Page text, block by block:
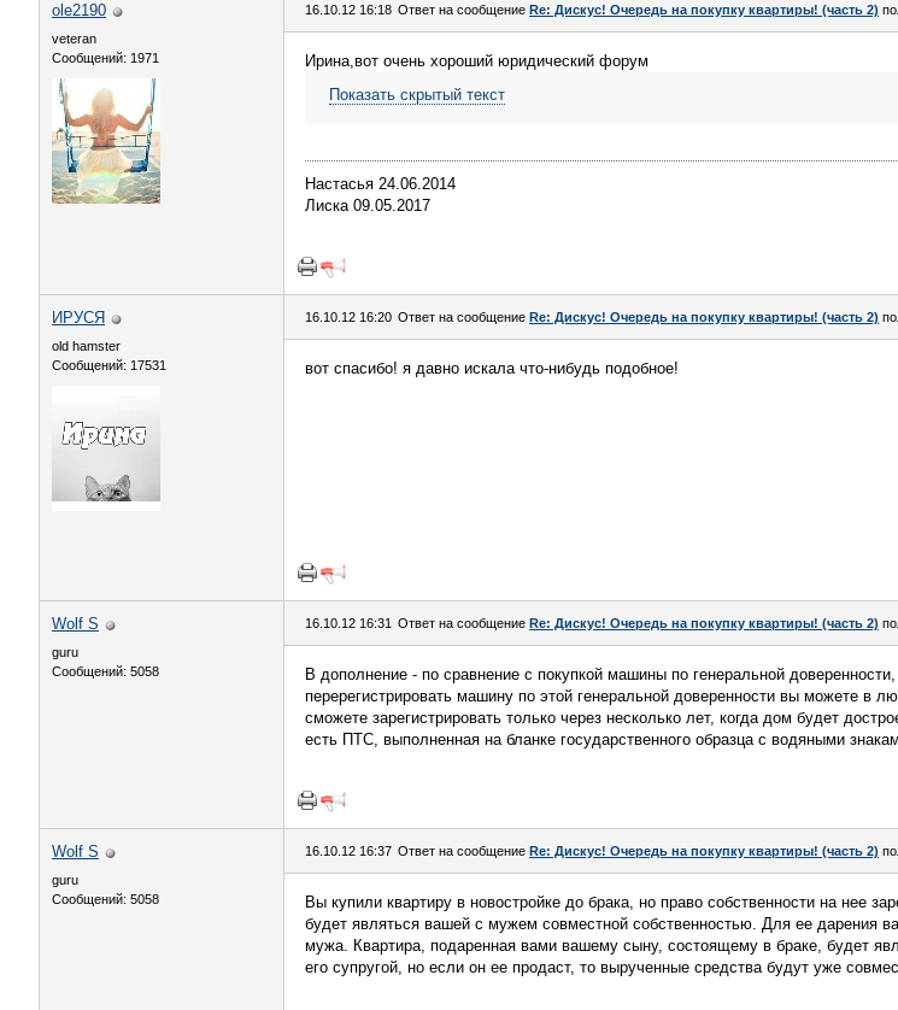
ole2190
veteran
Сообщений: 1971
16.10.12 16:18 Ответ на сообщение Re: Дискус! Очередь на покупку квартиры! (часть 2)
Ирина,вот очень хороший юридический форум
Показать скрытый текст
Настасья 24.06.2014
Лиска 09.05.2017
ИРУСЯ
old hamster
Сообщений: 17531
16.10.12 16:20 Ответ на сообщение Re: Дискус! Очередь на покупку квартиры! (часть 2)
вот спасибо! я давно искала что-нибудь подобное!
Wolf S
guru
Сообщений: 5058
16.10.12 16:31 Ответ на сообщение Re: Дискус! Очередь на покупку квартиры! (часть 2)
В дополнение - по сравнение с покупкой машины по генеральной
перерегистрировать машину по этой генеральной доверенности вы можете в
сможете зарегистрировать только через несколько лет, когда дом будет
есть ПТС, выполненная на бланке государственного образца с водяными
Wolf S
guru
Сообщений: 5058
16.10.12 16:37 Ответ на сообщение Re: Дискус! Очередь на покупку квартиры! (часть 2)
Вы купили квартиру в новостройке до брака, но право собственности на нее
будет являться вашей с мужем совместной собственностью. Для ее дарения
мужа. Квартира, подаренная вами вашему сыну, состоящему в браке, будет
его супругой, но если он ее продаст, то вырученные средства будут уже